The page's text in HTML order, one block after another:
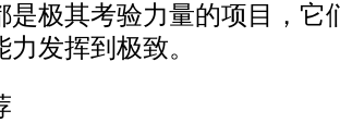
是极其考验力量的项目，它
发挥到极致。